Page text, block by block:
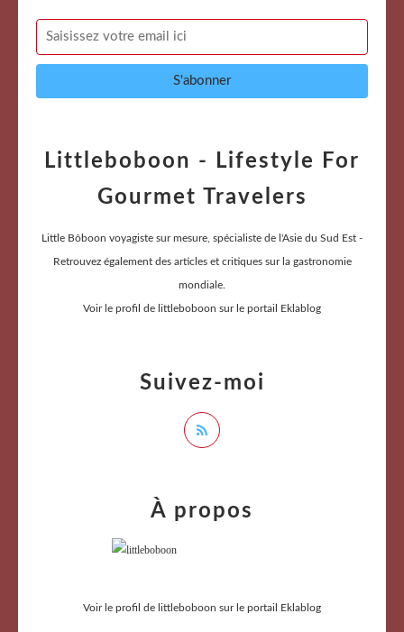
Littleboboon - Lifestyle For
Gourmet Travelers
Little Bôboon voyagiste sur mesure, spécialiste de l'Asie du Sud Est -
Retrouvez également des articles et critiques sur la gastronomie
mondiale.
Voir le profil de littleboboon sur le portail Eklablog
Suivez-moi
À propos
Voir le profil de littleboboon sur le portail Eklablog